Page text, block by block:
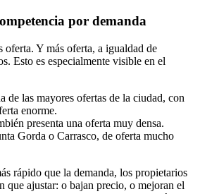
por demanda
oferta. Y más oferta, a igualdad de
Esto es especialmente visible en el
de las mayores ofertas de la ciudad, con
enorme.
presenta una oferta muy densa.
Gorda o Carrasco, de oferta mucho
rápido que la demanda, los propietarios
que ajustar: o bajan precio, o mejoran el